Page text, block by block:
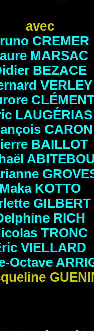
avec
CREMER
MARSAC
BEZACE
VERLEY
LAUGÉRIAS
CARON
BAILLOT
Maka KOTTO
GILBERT
RICH
TRONC
VIELLARD
Octave